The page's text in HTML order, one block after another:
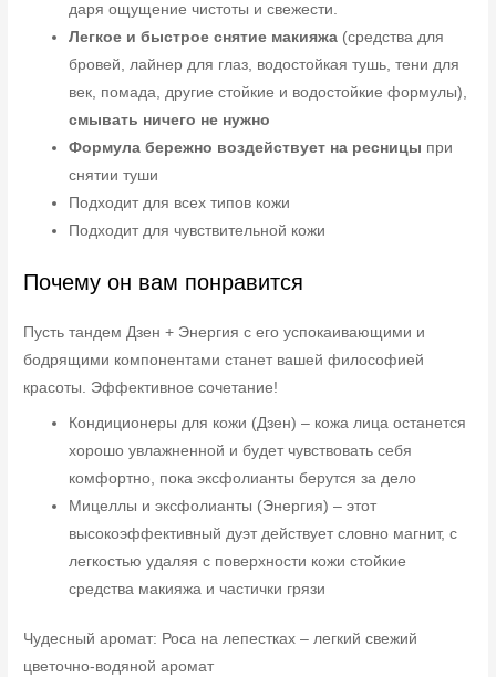
даря ощущение чистоты и свежести.
Легкое и быстрое снятие макияжа (средства для
бровей, лайнер для глаз, водостойкая тушь, тени для
век, помада, другие стойкие и водостойкие формулы),
смывать ничего не нужно
Формула бережно воздействует на ресницы при
снятии туши
Подходит для всех типов кожи
Подходит для чувствительной кожи
Почему он вам понравится
Пусть тандем Дзен + Энергия с его успокаивающими и
бодрящими компонентами станет вашей философией
красоты. Эффективное сочетание!
Кондиционеры для кожи (Дзен) – кожа лица останется
хорошо увлажненной и будет чувствовать себя
комфортно, пока эксфолианты берутся за дело
Мицеллы и эксфолианты (Энергия) – этот
высокоэффективный дуэт действует словно магнит, с
легкостью удаляя с поверхности кожи стойкие
средства макияжа и частички грязи
Чудесный аромат: Роса на лепестках – легкий свежий
цветочно-водяной аромат